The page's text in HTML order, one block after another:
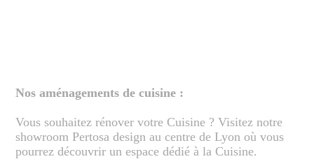
Nos aménagements de cuisine :
Vous souhaitez rénover votre Cuisine ? Visitez notre
showroom Pertosa design au centre de Lyon où vous
pourrez découvrir un espace dédié à la Cuisine.